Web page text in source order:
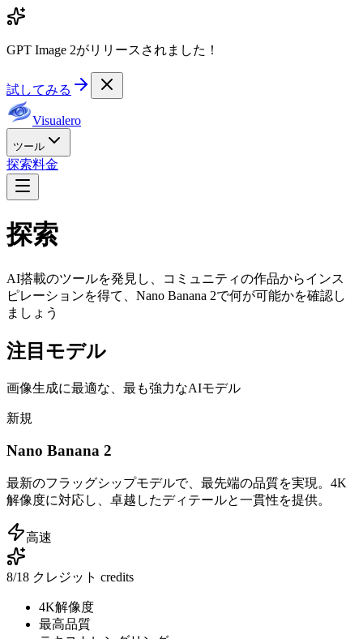
GPT Image 2がリリースされました！
試してみる
Visualero
ツール
探索料金
探索
AI搭載のツールを発見し、コミュニティの作品からインス
ピレーションを得て、Nano Banana 2で何が可能かを確認し
ましょう
注目モデル
画像生成に最適な、最も強力なAIモデル
新規
Nano Banana 2
最新のフラッグシップモデルで、最先端の品質を実現。4K
解像度に対応し、卓越したディテールと一貫性を提供。
高速
8/18 クレジット credits
4K解像度
最高品質